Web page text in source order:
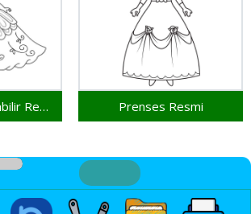
Prenses Yazdırılabilir Resim Prenses Resmi